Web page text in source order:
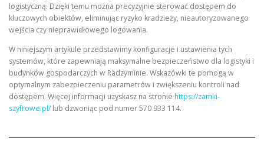
logistyczną. Dzięki temu można precyzyjnie sterować dostępem do
kluczowych obiektów, eliminując ryzyko kradzieży, nieautoryzowanego
wejścia czy nieprawidłowego logowania.
W niniejszym artykule przedstawimy konfiguracje i ustawienia tych
systemów, które zapewniają maksymalne bezpieczeństwo dla logistyki i
budynków gospodarczych w Radzyminie. Wskazówki te pomogą w
optymalnym zabezpieczeniu parametrów i zwiększeniu kontroli nad
dostępem. Więcej informacji uzyskasz na stronie https://zamki-
szyfrowe.pl/lub dzwoniąc pod numer 570 933 114.